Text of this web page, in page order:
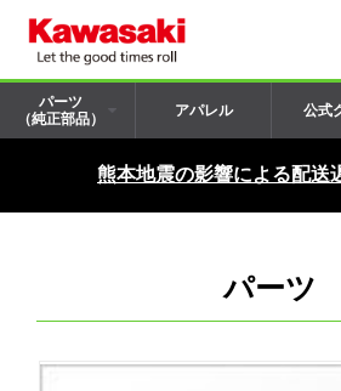
パーツ
（純正部品）
アパレル 公式
熊本地震の影響による配送
パーツ